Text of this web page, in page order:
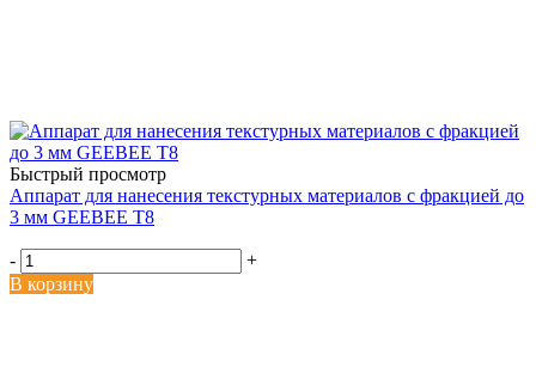
Быстрый просмотр
Аппарат для нанесения текстурных материалов с фракцией до
3 мм GEEBEE T8
-
+
В корзину